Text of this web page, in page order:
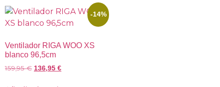
-14%
Ventilador RIGA WOO XS
blanco 96,5cm
159,95€ 136,95 €